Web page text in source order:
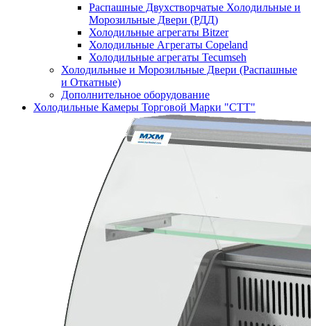
Распашные Двухстворчатые Холодильные и
Морозильные Двери (РДД)
Холодильные агрегаты Bitzer
Холодильные Агрегаты Copeland
Холодильные агрегаты Tecumseh
Холодильные и Морозильные Двери (Распашные
и Откатные)
Дополнительное оборудование
Холодильные Камеры Торговой Марки "СТТ"